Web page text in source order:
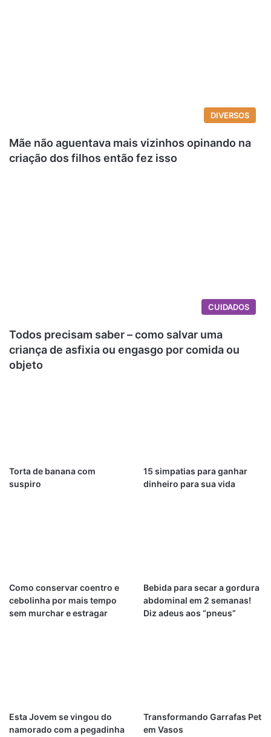
DIVERSOS
Mãe não aguentava mais vizinhos opinando na
criação dos filhos então fez isso
CUIDADOS
Todos precisam saber – como salvar uma
criança de asfixia ou engasgo por comida ou
objeto
Torta de banana com
suspiro
15 simpatias para ganhar
dinheiro para sua vida
Como conservar coentro e
cebolinha por mais tempo
sem murchar e estragar
Bebida para secar a gordura
abdominal em 2 semanas!
Diz adeus aos “pneus”
Esta Jovem se vingou do
namorado com a pegadinha
Transformando Garrafas Pet
em Vasos